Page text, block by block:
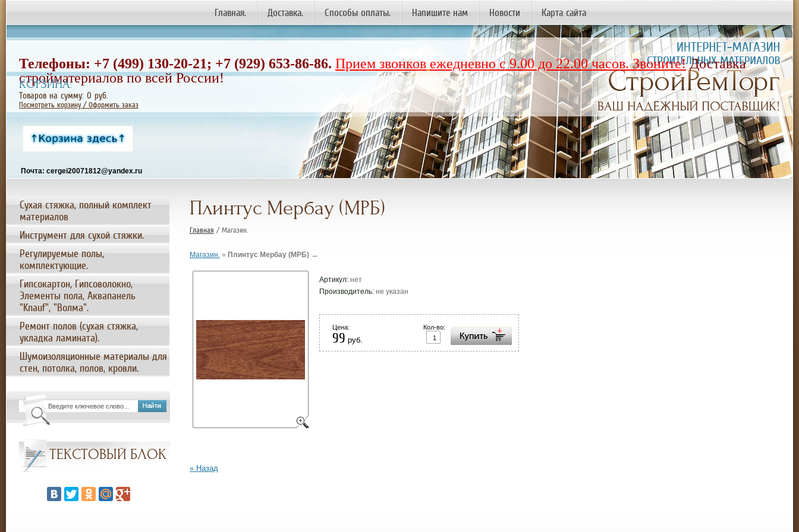
Телефоны: +7 (499) 130-20-21; +7 (929) 653-86-86. Прием звонков ежедневно с 9.00 до 22.00 часов. Звоните! Доставка
стройматериалов по всей России!
Почта: cergei20071812@yandex.ru
КОРЗИНА:
Товаров на сумму: 0 руб.
Посмотреть корзину / Оформить заказ
Главная. Доставка. Способы оплаты. Напишите нам Новости Карта сайта
Сухая стяжка, полный комплект
материалов
Инструмент для сухой стяжки.
Регулируемые полы,
комплектующие.
Гипсокартон, Гипсоволокно,
Элементы пола, Аквапанель
"Knauf", "Волма".
Ремонт полов (сухая стяжка,
укладка ламината).
Шумоизоляционные материалы для
стен, потолка, полов, кровли.
ТЕКСТОВЫЙ БЛОК
Плинтус Мербау (МРБ)
Главная / Магазин.
Магазин. » Плинтус Мербау (МРБ) →
Артикул: нет
Производитель: не указан
Кол-во:
Цена:
99 руб.
« Назад